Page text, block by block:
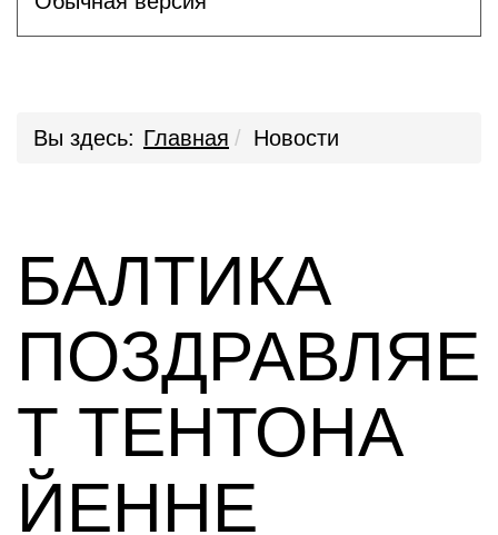
Вы здесь: Главная Новости
БАЛТИКА
ПОЗДРАВЛЯЕ
Т ТЕНТОНА
ЙЕННЕ